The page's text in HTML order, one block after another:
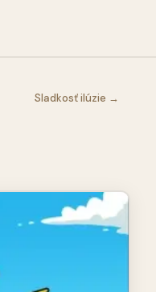
Sladkosť ilúzie →